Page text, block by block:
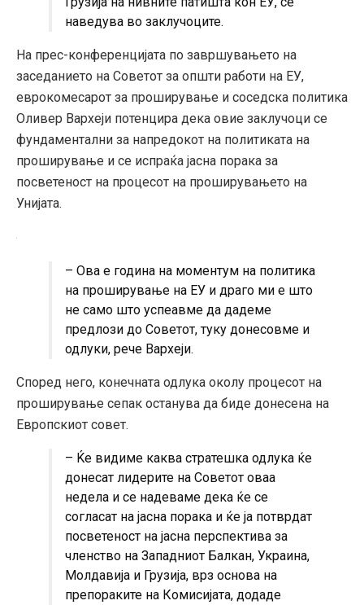
наведува во заклучоците.
На прес-конференцијата по завршувањето на
заседанието на Советот за општи работи на ЕУ,
еврокомесарот за проширување и соседска политика
Оливер Вархеји потенцира дека овие заклучоци се
фундаментални за напредокот на политиката на
проширување и се испраќа јасна порака за
посветеност на процесот на проширувањето на
Унијата.
– Ова е година на моментум на политика
на проширување на ЕУ и драго ми е што
не само што успеавме да дадеме
предлози до Советот, туку донесовме и
одлуки, рече Вархеји.
Според него, конечната одлука околу процесот на
проширување сепак останува да биде донесена на
Европскиот совет.
– Ќе видиме каква стратешка одлука ќе
донесат лидерите на Советот оваа
недела и се надеваме дека ќе се
согласат на јасна порака и ќе ја потврдат
посветеност на јасна перспектива за
членство на Западниот Балкан, Украина,
Молдавија и Грузија, врз основа на
препораките на Комисијата, додаде